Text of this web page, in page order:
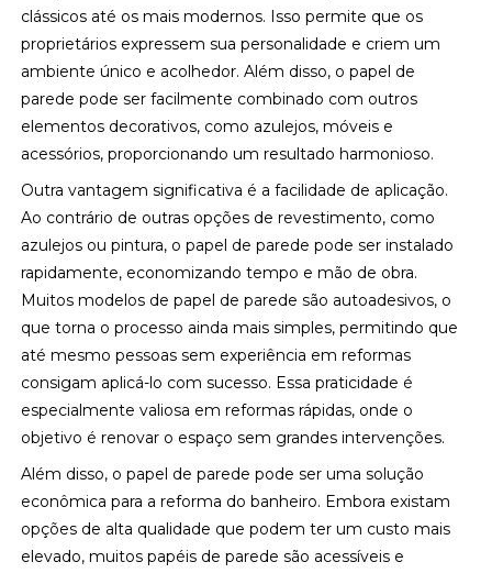
clássicos até os mais modernos. Isso permite que os
proprietários expressem sua personalidade e criem um
ambiente único e acolhedor. Além disso, o papel de
parede pode ser facilmente combinado com outros
elementos decorativos, como azulejos, móveis e
acessórios, proporcionando um resultado harmonioso.
Outra vantagem significativa é a facilidade de aplicação.
Ao contrário de outras opções de revestimento, como
azulejos ou pintura, o papel de parede pode ser instalado
rapidamente, economizando tempo e mão de obra.
Muitos modelos de papel de parede são autoadesivos, o
que torna o processo ainda mais simples, permitindo que
até mesmo pessoas sem experiência em reformas
consigam aplicá-lo com sucesso. Essa praticidade é
especialmente valiosa em reformas rápidas, onde o
objetivo é renovar o espaço sem grandes intervenções.
Além disso, o papel de parede pode ser uma solução
econômica para a reforma do banheiro. Embora existam
opções de alta qualidade que podem ter um custo mais
elevado, muitos papéis de parede são acessíveis e